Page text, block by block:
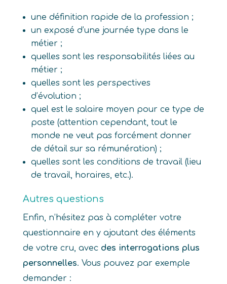
une définition rapide de la profession ;
un exposé d’une journée type dans le
métier ;
quelles sont les responsabilités liées au
métier ;
quelles sont les perspectives
d’évolution ;
quel est le salaire moyen pour ce type de
poste (attention cependant, tout le
monde ne veut pas forcément donner
de détail sur sa rémunération) ;
quelles sont les conditions de travail (lieu
de travail, horaires, etc.).
Autres questions
Enfin, n’hésitez pas à compléter votre
questionnaire en y ajoutant des éléments
de votre cru, avec des interrogations plus
personnelles. Vous pouvez par exemple
demander :